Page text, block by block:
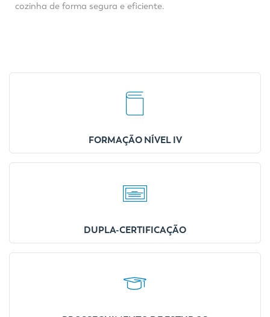
cozinha de forma segura e eficiente.
FORMAÇÃO NÍVEL IV
DUPLA-CERTIFICAÇÃO